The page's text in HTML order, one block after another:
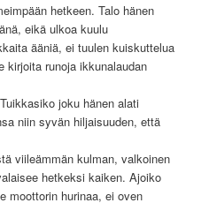
hetkeen. Talo hänen
eikä ulkoa kuulu
ääniä, ei tuulen kuiskuttelua
kirjoita runoja ikkunalaudan
joku hänen alati
niin syvän hiljaisuuden, että
viileämmän kulman, valkoinen
hetkeksi kaiken. Ajoiko
moottorin hurinaa, ei oven